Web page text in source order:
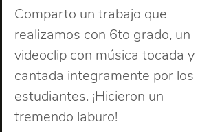
Comparto un trabajo que
realizamos con 6to grado, un
videoclip con música tocada y
cantada integramente por los
estudiantes. ¡Hicieron un
tremendo laburo!